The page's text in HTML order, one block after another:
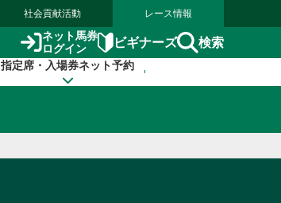
社会貢献活動 レース情報
ネット馬券
ログイン
ビギナーズ 検索
指定席・入場券ネット予約